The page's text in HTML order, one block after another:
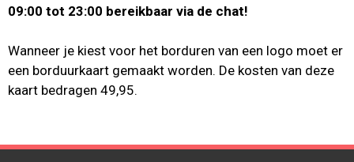
09:00 tot 23:00 bereikbaar via de chat!
Wanneer je kiest voor het borduren van een logo moet er
een borduurkaart gemaakt worden. De kosten van deze
kaart bedragen 49,95.